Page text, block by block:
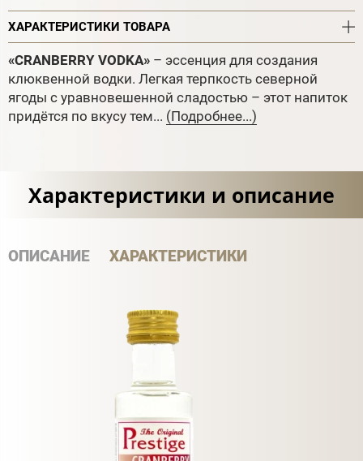
ХАРАКТЕРИСТИКИ ТОВАРА
«CRANBERRY VODKA» – эссенция для создания
клюквенной водки. Легкая терпкость северной
ягоды с уравновешенной сладостью – этот напиток
придётся по вкусу тем... (Подробнее...)
Характеристики и описание
ОПИСАНИЕ ХАРАКТЕРИСТИКИ